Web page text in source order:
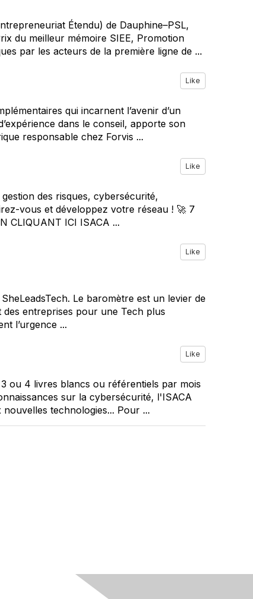
Étendu) de Dauphine–PSL,
du meilleur mémoire SIEE, Promotion
par les acteurs de la première ligne de ...
Like
qui incarnent l’avenir d’un
dans le conseil, apporte son
responsable chez Forvis ...
Like
des risques, cybersécurité,
vous et développez votre réseau ! 🚀 7
CLIQUANT ICI ISACA ...
Like
Le baromètre est un levier de
des entreprises pour une Tech plus
l’urgence ...
Like
ou 4 livres blancs ou référentiels par mois
sur la cybersécurité, l'ISACA
technologies... Pour ...